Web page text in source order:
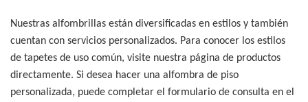
Nuestras alfombrillas están diversificadas en estilos y también
cuentan con servicios personalizados. Para conocer los estilos
de tapetes de uso común, visite nuestra página de productos
directamente. Si desea hacer una alfombra de piso
personalizada, puede completar el formulario de consulta en el